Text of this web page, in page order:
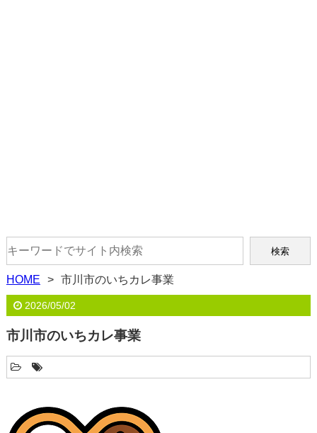
HOME 市川市のいちカレ事業
2026/05/02
市川市のいちカレ事業